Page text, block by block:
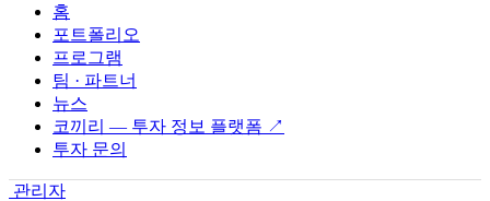
홈
포트폴리오
프로그램
팀 · 파트너
뉴스
코끼리 — 투자 정보 플랫폼 ↗
투자 문의
관리자